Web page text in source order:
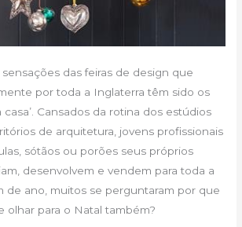
das feiras de design que
por toda a Inglaterra têm sido os
casa’. Cansados da rotina dos estúdios
de arquitetura, jovens profissionais
sótãos ou porões seus próprios
desenvolvem e vendem para toda a
de ano, muitos se perguntaram por que
olhar para o Natal também?